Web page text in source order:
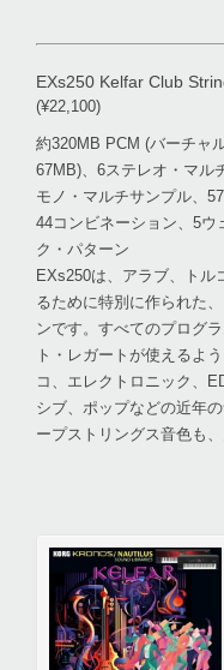
EXs250 Kelfar Club
(¥22,100)
約320MB PCM (バーチャ
67MB)、6ステレオ・マル
モノ・マルチサンプル、57
44コンビネーション、5ウ
ク・パターン
EXs250は、アラブ、トル
るために特別に作られた
ンです。すべてのプログ
ト・レガートが使えるよ
コ、エレクトロニック、
シブ、ポップなどの近年
ープストリングス音色も